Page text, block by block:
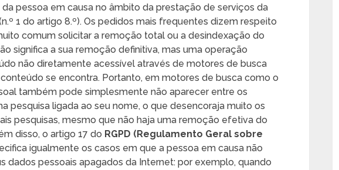
pessoa em causa no âmbito da prestação de serviços da
1 do artigo 8.º). Os pedidos mais frequentes dizem respeito
comum solicitar a remoção total ou a desindexação do
significa a sua remoção definitiva, mas uma operação
não diretamente acessível através de motores de busca
se encontra. Portanto, em motores de busca como o
também pode simplesmente não aparecer entre os
pesquisa ligada ao seu nome, o que desencoraja muito os
pesquisas, mesmo que não haja uma remoção efetiva do
disso, o artigo 17 do RGPD (Regulamento Geral sobre
igualmente os casos em que a pessoa em causa não
dados pessoais apagados da Internet: por exemplo, quando